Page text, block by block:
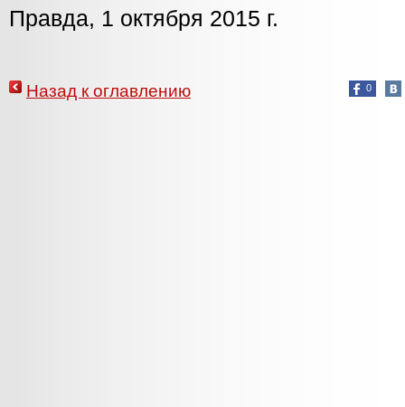
Правда, 1 октября 2015 г.
0
Назад к оглавлению